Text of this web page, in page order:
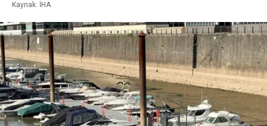
Kaynak: İHA